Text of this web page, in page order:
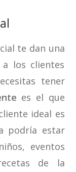
te dan una
los clientes
tener
es el que
ideal es
podría estar
eventos
de la